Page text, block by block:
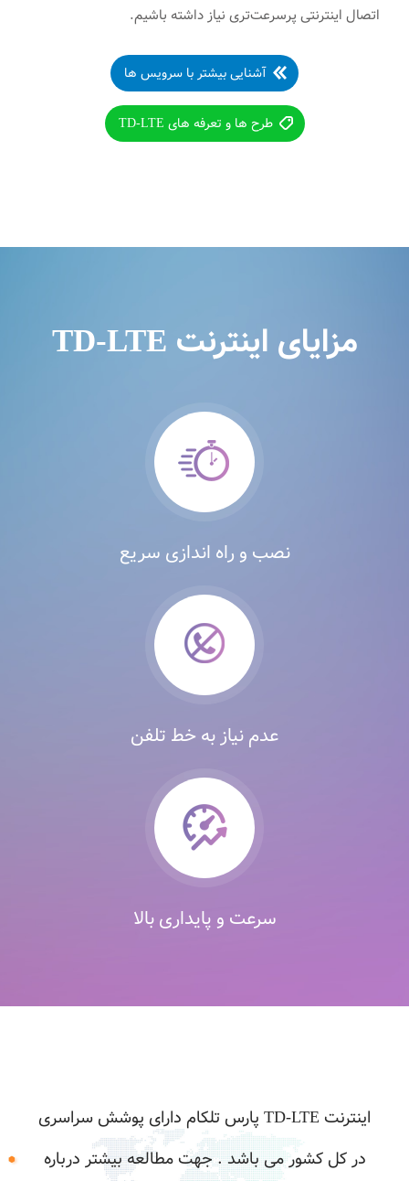
اتصال اینترنتی پرسرعت‌تری نیاز داشته باشیم.
آشنایی بیشتر با سرویس ها
طرح ها و تعرفه های TD-LTE
مزایای اینترنت TD-LTE
نصب و راه اندازی سریع
عدم نیاز به خط تلفن
سرعت و پایداری بالا
اینترنت TD-LTE پارس تلکام دارای پوشش سراسری
در کل کشور می باشد . جهت مطالعه بیشتر درباره